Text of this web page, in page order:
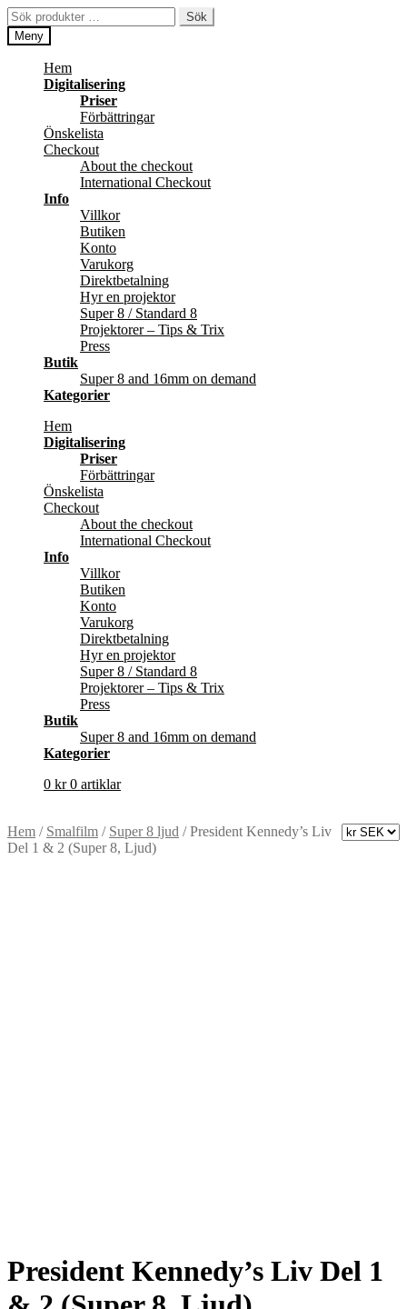
Hoppa
till
navigering
Hoppa
till
innehåll
Sök
efter:
Sök
Meny
Hem
Digitalisering
Priser
Förbättringar
Önskelista
Checkout
About the checkout
International Checkout
Info
Villkor
Butiken
Konto
Varukorg
Direktbetalning
Hyr en projektor
Super 8 / Standard 8
Projektorer – Tips & Trix
Press
Butik
Super 8 and 16mm on demand
Kategorier
Hem
Digitalisering
Priser
Förbättringar
Önskelista
Checkout
About the checkout
International Checkout
Info
Villkor
Butiken
Konto
Varukorg
Direktbetalning
Hyr en projektor
Super 8 / Standard 8
Projektorer – Tips & Trix
Press
Butik
Super 8 and 16mm on demand
Kategorier
0 kr 0 artiklar
Hem / Smalfilm / Super 8 ljud /President Kennedy’s Liv
Del 1 & 2 (Super 8, Ljud)
President Kennedy’s Liv Del 1